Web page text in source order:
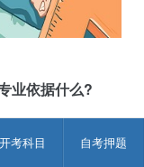
开考科目 自考押题
业依据什么?